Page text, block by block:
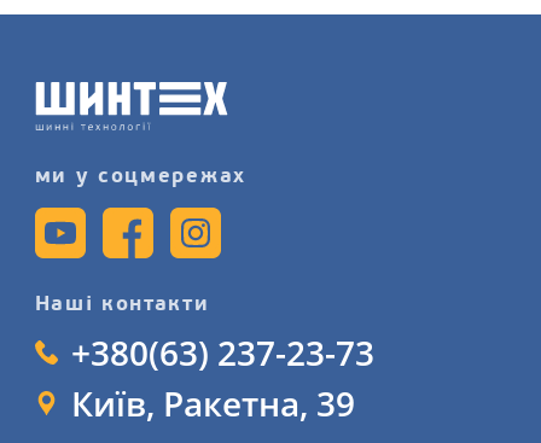
сталеві диски для машини в нашому
шиномонтажу детальніше на сайті.
ми у соцмережах
Наші контакти
+380(63) 237-23-73
Київ, Ракетна, 39